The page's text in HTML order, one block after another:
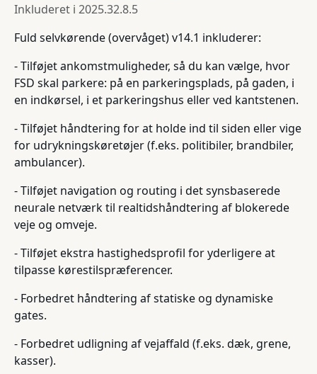
Inkluderet i 2025.32.8.5
Fuld selvkørende (overvåget) v14.1 inkluderer:
- Tilføjet ankomstmuligheder, så du kan vælge, hvor
FSD skal parkere: på en parkeringsplads, på gaden, i
en indkørsel, i et parkeringshus eller ved kantstenen.
- Tilføjet håndtering for at holde ind til siden eller vige
for udrykningskøretøjer (f.eks. politibiler, brandbiler,
ambulancer).
- Tilføjet navigation og routing i det synsbaserede
neurale netværk til realtidshåndtering af blokerede
veje og omveje.
- Tilføjet ekstra hastighedsprofil for yderligere at
tilpasse kørestilspræferencer.
- Forbedret håndtering af statiske og dynamiske
gates.
- Forbedret udligning af vejaffald (f.eks. dæk, grene,
kasser).